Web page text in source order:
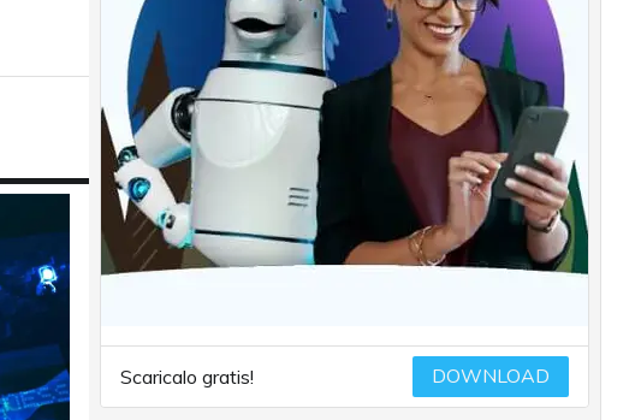
Scaricalo gratis! DOWNLOAD